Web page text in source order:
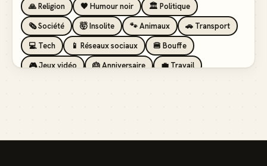
🙏 Religion
🖤 Humour noir
🏛️ Politique
🗞️ Société
🤯 Insolite 🐾 Animaux
🚗 Transport
💻 Tech
📱 Réseaux sociaux
🍔 Bouffe
🎮 Jeux vidéo
🎂 Anniversaire
💼 Travail